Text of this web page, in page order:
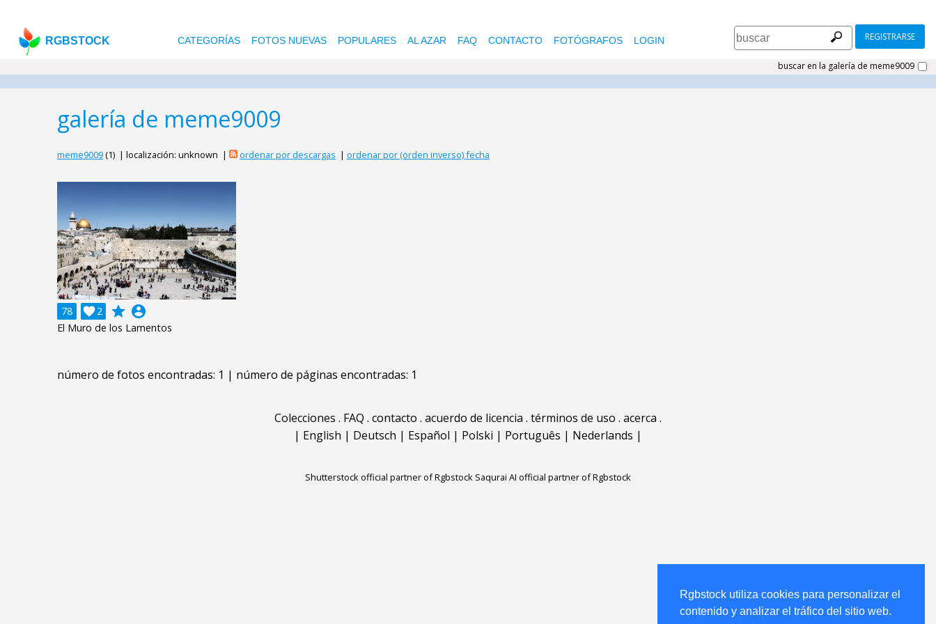
Rgbstock utiliza cookies para personalizar el
contenido y analizar el tráfico del sitio web.
RGBSTOCK CATEGORÍAS FOTOS NUEVAS POPULARES AL AZAR FAQ CONTACTO FOTÓGRAFOS LOGIN REGISTRARSE
buscar en la galería de meme9009
galería de meme9009
meme9009(1) | localización: unknown | ordenar por descargas | ordenar por (orden inverso) fecha
78 2
 grade account_circle
El Muro de los Lamentos
número de fotos encontradas: 1 | número de páginas encontradas: 1
Colecciones . FAQ . contacto . acuerdo de licencia . términos de uso . acerca .
| English | Deutsch | Español | Polski | Português | Nederlands |
Shutterstock official partner of Rgbstock Saqurai AI official partner of Rgbstock